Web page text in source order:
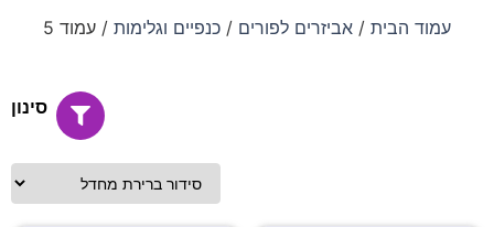
עמוד הבית / אביזרים לפורים / כנפיים וגלימות / עמוד 5
סינון